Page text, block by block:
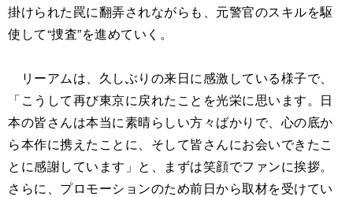
掛けられた罠に翻弄されながらも、元警官のスキルを駆
使して“捜査”を進めていく。
リーアムは、久しぶりの来日に感激している様子で、
「こうして再び東京に戻れたことを光栄に思います。日
本の皆さんは本当に素晴らしい方々ばかりで、心の底か
ら本作に携えたことに、そして皆さんにお会いできたこ
とに感謝しています」と、まずは笑顔でファンに挨拶。
さらに、プロモーションのため前日から取材を受けてい